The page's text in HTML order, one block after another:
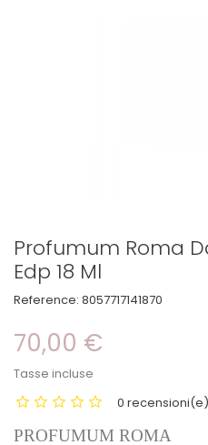
Profumum Roma
Edp 18 Ml
Reference: 8057717141870
70,00 €
Tasse incluse
0 recensioni(e)
PROFUMUM ROMA